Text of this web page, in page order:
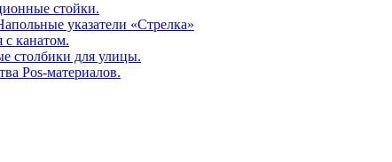
стойки.
указатели «Стрелка»
канатом.
столбики для улицы.
Pos-материалов.